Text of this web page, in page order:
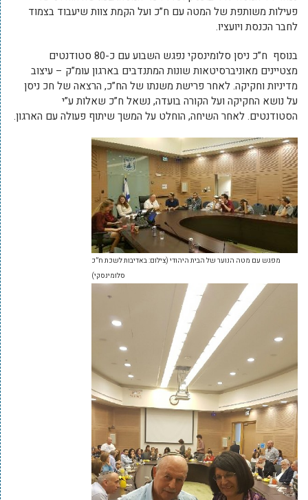
פעילות משותפת של המטה עם ח”כ ועל הקמת צוות שיעבוד בצמוד
לחבר הכנסת ויועציו.
בנוסף ח”כ ניסן סלומינסקי נפגש השבוע עם כ-80 סטודנטים
מצטיינים מאוניברסיטאות שונות המתנדבים בארגון עומ”ק – עיצוב
מדיניות וחקיקה. לאחר פרישת משנתו של הח”כ, הרצאה של חכ ניסן
על נושא החקיקה ועל הקורה בועדה, נשאל ח”כ שאלות ע”י
הסטודנטים. לאחר השיחה, הוחלט על המשך שיתוף פעולה עם הארגון.
מפגש עם מטה הנוער של הבית היהודי (צילום: באדיבות לשכת ח”כ
סלומינסקי)